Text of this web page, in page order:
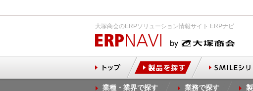
大塚商会のERPソリューション情報サイト ERPナビ
業種・業界で探す 業務で探す